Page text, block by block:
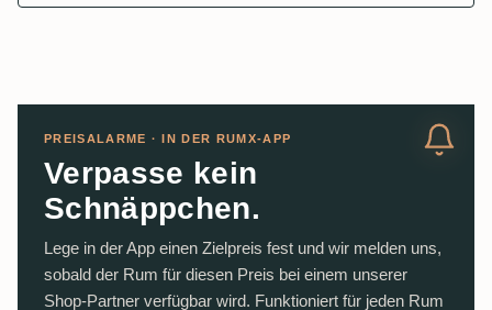
PREISALARME · IN DER RUMX-APP
Verpasse kein
Schnäppchen.
Lege in der App einen Zielpreis fest und wir melden uns,
sobald der Rum für diesen Preis bei einem unserer
Shop-Partner verfügbar wird. Funktioniert für jeden Rum